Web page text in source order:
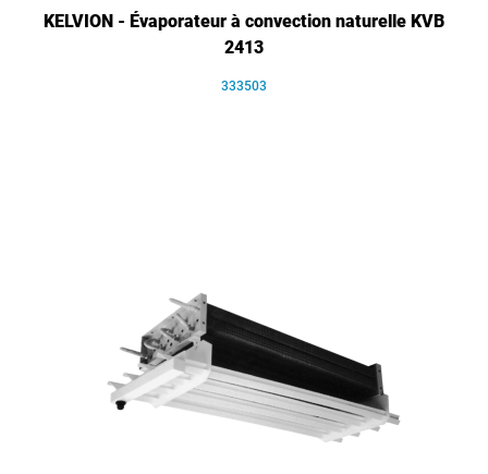
KELVION - Évaporateur à convection naturelle KVB
2413
333503